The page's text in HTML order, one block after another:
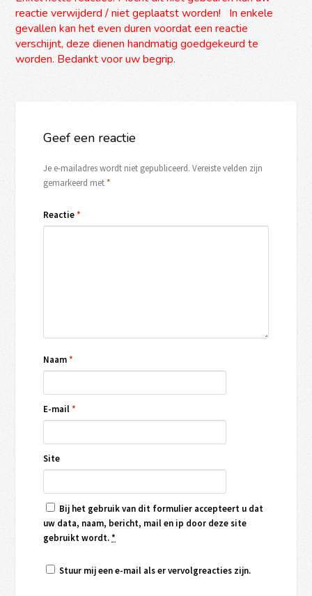
reactie verwijderd / niet geplaatst worden! In enkele
gevallen kan het even duren voordat een reactie
verschijnt, deze dienen handmatig goedgekeurd te
worden. Bedankt voor uw begrip.
Geef een reactie
Je e-mailadres wordt niet gepubliceerd. Vereiste velden zijn
gemarkeerd met*
Reactie*
Naam*
E-mail*
Site
Bij het gebruik van dit formulier accepteert u dat
uw data, naam, bericht, mail en ip door deze site
gebruikt wordt.*
Stuur mij een e-mail als er vervolgreacties zijn.